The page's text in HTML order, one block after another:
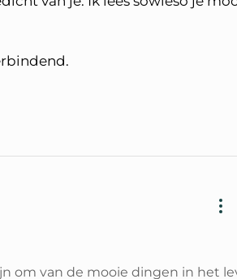
om van de mooie dingen in het